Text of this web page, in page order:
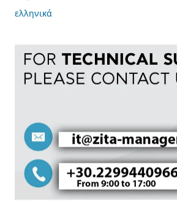
ελληνικά